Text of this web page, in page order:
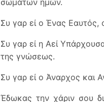
σωμάτων ημών.
Συ γαρ εί ο Ένας Εαυτός,
Συ γαρ εί η Αεί
της γνώσεως.
Συ γαρ εί ο Άναρχος και
Έδωκας την χάριν σου